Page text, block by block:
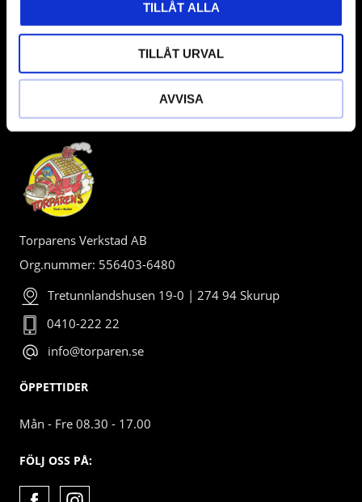
TILLÅT ALLA
TILLÅT URVAL
AVVISA
BUTIK
Torparens Verkstad AB
Org.nummer: 556403-6480
Tretunnlandshusen 19-0 | 274 94 Skurup
0410-222 22
info@torparen.se
ÖPPETTIDER
Mån - Fre 08.30 - 17.00
FÖLJ OSS PÅ: